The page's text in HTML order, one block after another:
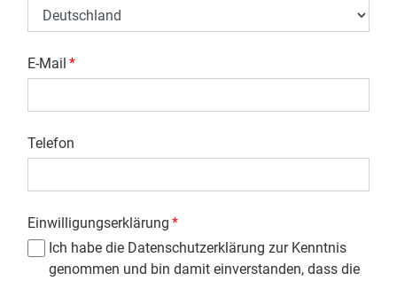
E-Mail *
Telefon
Einwilligungserklärung *
Ich habe die Datenschutzerklärung zur Kenntnis
genommen und bin damit einverstanden, dass die